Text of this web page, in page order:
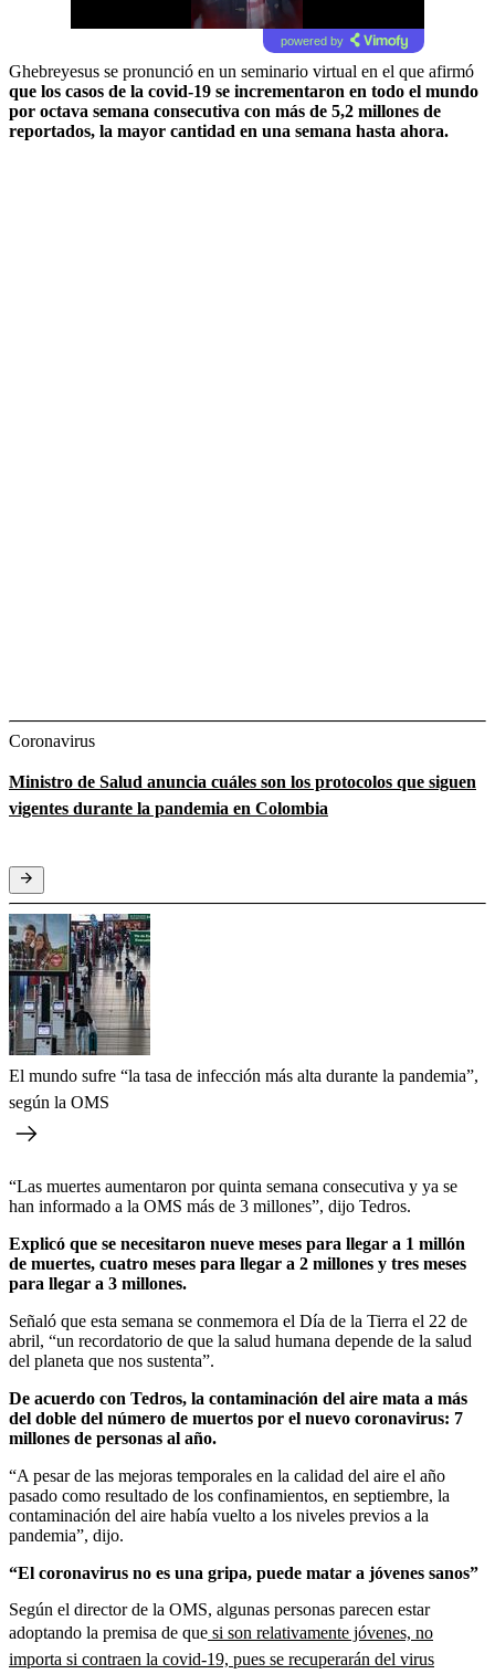
powered by
Ghebreyesus se pronunció en un seminario virtual en el que afirmó
que los casos de la covid-19 se incrementaron en todo el mundo
por octava semana consecutiva con más de 5,2 millones de
reportados, la mayor cantidad en una semana hasta ahora.
Coronavirus
Ministro de Salud anuncia cuáles son los protocolos que siguen
vigentes durante la pandemia en Colombia
El mundo sufre “la tasa de infección más alta durante la pandemia”,
según la OMS
“Las muertes aumentaron por quinta semana consecutiva y ya se
han informado a la OMS más de 3 millones”, dijo Tedros.
Explicó que se necesitaron nueve meses para llegar a 1 millón
de muertes, cuatro meses para llegar a 2 millones y tres meses
para llegar a 3 millones.
Señaló que esta semana se conmemora el Día de la Tierra el 22 de
abril, “un recordatorio de que la salud humana depende de la salud
del planeta que nos sustenta”.
De acuerdo con Tedros, la contaminación del aire mata a más
del doble del número de muertos por el nuevo coronavirus: 7
millones de personas al año.
“A pesar de las mejoras temporales en la calidad del aire el año
pasado como resultado de los confinamientos, en septiembre, la
contaminación del aire había vuelto a los niveles previos a la
pandemia”, dijo.
“El coronavirus no es una gripa, puede matar a jóvenes sanos”
Según el director de la OMS, algunas personas parecen estar
adoptando la premisa de que si son relativamente jóvenes, no
importa si contraen la covid-19, pues se recuperarán del virus